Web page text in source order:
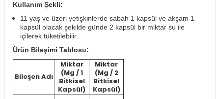
Kullanım Şekli:
11 yaş ve üzeri yetişkinlerde sabah 1 kapsül ve akşam 1
kapsül olacak şekilde günde 2 kapsül bir miktar su ile
içilerek tüketilebilir.
Ürün Bileşimi Tablosu:
Bileşen Adı
Miktar
(Mg / 1
Bitkisel
Kapsül)
Miktar
(Mg / 2
Bitkisel
Kapsül)